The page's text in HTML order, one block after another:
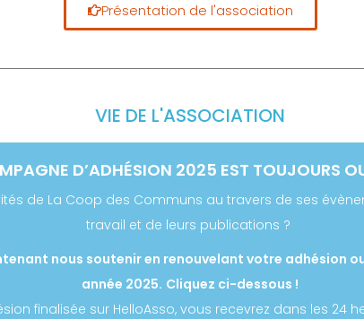
Présentation de l'association
VIE DE L'ASSOCIATION
D’ADHÉSION 2025 EST TOUJOURS
de La Coop des Communs au travers de ses
travail et de leurs publications ?
nous soutenir en renouvelant votre adhésion
année 2025. Cliquez ci-dessous !
finalisée sur HelloAsso, vous recevrez dans les 24